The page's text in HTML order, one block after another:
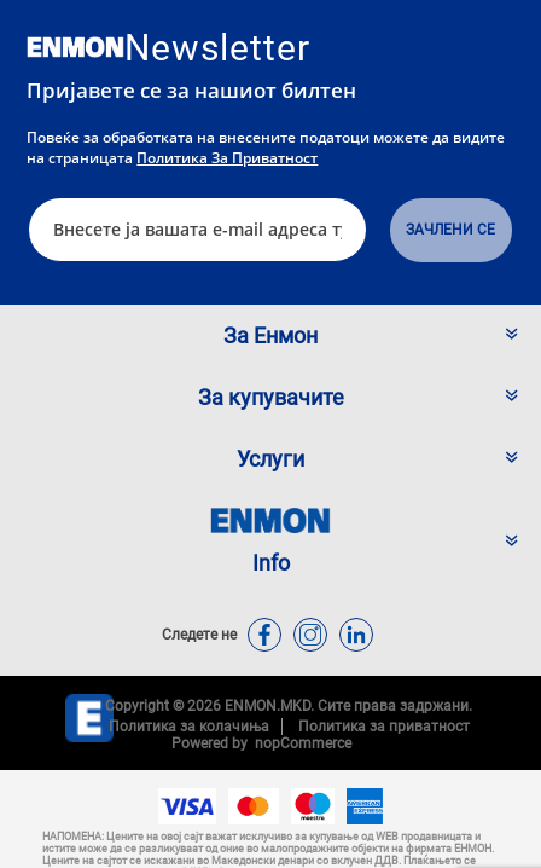
Newsletter
Пријавете се за нашиот билтен
Повеќе за обработката на внесените податоци можете да видите
на страницата Политика За Приватност
За Енмон
За купувачите
Услуги
Info
Следете не
Copyright © 2026 ENMON.MKD. Сите права задржани.
Политика за колачиња
Политика за приватност
Powered by nopCommerce
НАПОМЕНА: Цените на овој сајт важат исклучиво за купување од WEB продавницата и
истите може да се разликуваат од оние во малопродажните објекти на фирмата ЕНМОН.
Цените на сајтот се искажани во Македонски денари со вклучен ДДВ. Плаќањето се